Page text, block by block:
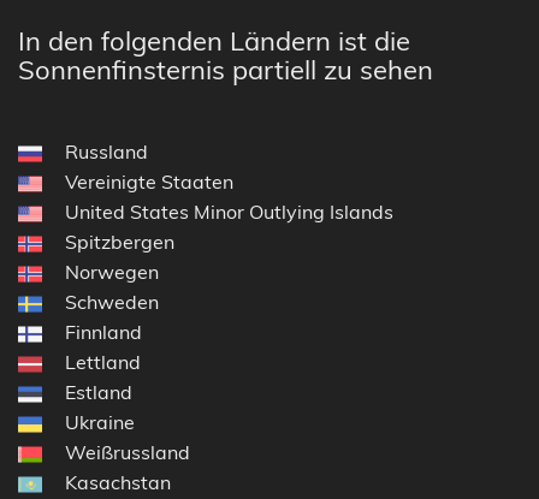
In den folgenden Ländern ist die
Sonnenfinsternis partiell zu sehen
Russland
Vereinigte Staaten
United States Minor Outlying Islands
Spitzbergen
Norwegen
Schweden
Finnland
Lettland
Estland
Ukraine
Weißrussland
Kasachstan